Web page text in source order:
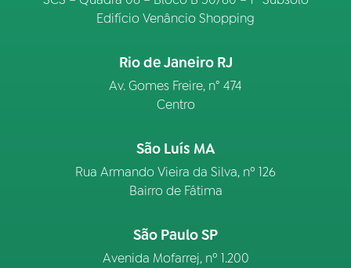
Edifício Venâncio Shopping
Rio de Janeiro RJ
Av. Gomes Freire, n° 474
Centro
São Luís MA
Rua Armando Vieira da Silva, nº 126
Bairro de Fátima
São Paulo SP
Avenida Mofarrej, nº 1.200